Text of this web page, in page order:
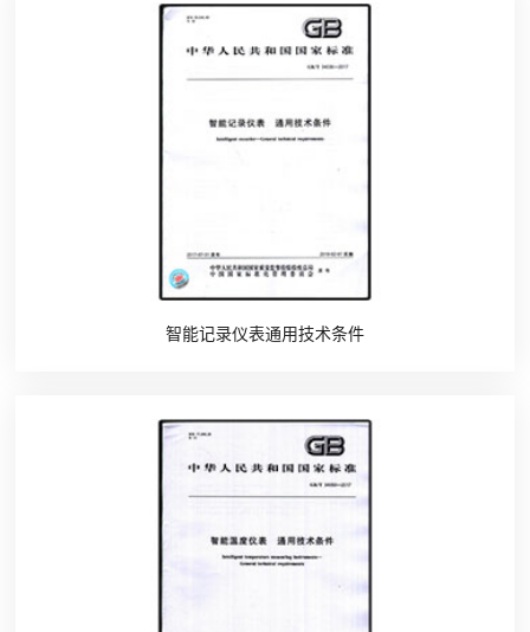
智能记录仪表通用技术条件